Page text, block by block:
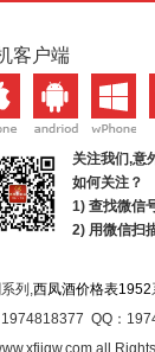
客户端
关注我们,意
如何关注？
1) 查找微信
2) 用微信扫
系列,西凤酒价格表1952
QQ：
all